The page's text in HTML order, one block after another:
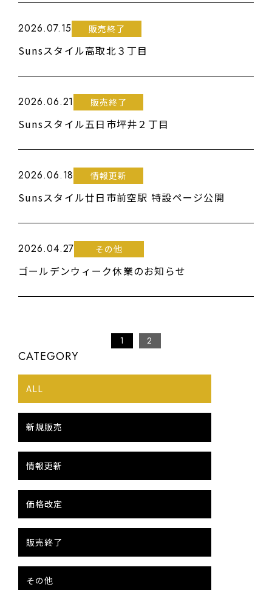
2026.07.15 販売終了
Sunsスタイル高取北３丁目
2026.06.21 販売終了
Sunsスタイル五日市坪井２丁目
2026.06.18 情報更新
Sunsスタイル廿日市前空駅 特設ページ公開
2026.04.27 その他
ゴールデンウィーク休業のお知らせ
1 2
CATEGORY
ALL
新規販売
情報更新
価格改定
販売終了
その他